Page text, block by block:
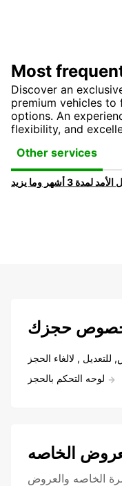
Most
Discover an
premium vehicles
options. An
flexibility, and
Other services
حجزك
للتعديل , لالغاء الحجز
لوحه التحكم بالحجز
الخاصه
الخاصه والعروض